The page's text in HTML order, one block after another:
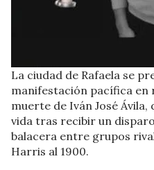
La ciudad de Rafaela se
manifestación pacífica en
muerte de Iván José
vida tras recibir un
balacera entre grupos
Harris al 1900.